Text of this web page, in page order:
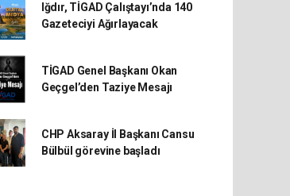
Iğdır, TİGAD Çalıştayı’nda 140
Gazeteciyi Ağırlayacak
TİGAD Genel Başkanı Okan
Geçgel’den Taziye Mesajı
CHP Aksaray İl Başkanı Cansu
Bülbül görevine başladı